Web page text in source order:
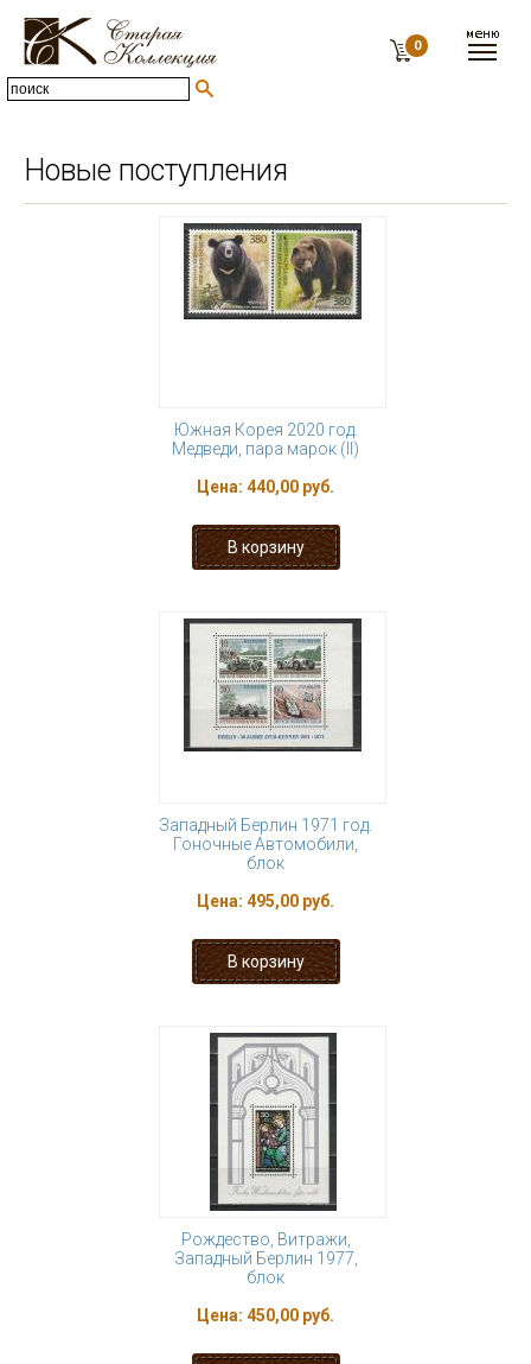
0
Новые поступления
Южная Корея 2020 год.
Медведи, пара марок (II)
Цена: 440,00 руб.
Западный Берлин 1971 год.
Гоночные Автомобили,
блок
Цена: 495,00 руб.
Рождество, Витражи,
Западный Берлин 1977,
блок
Цена: 450,00 руб.